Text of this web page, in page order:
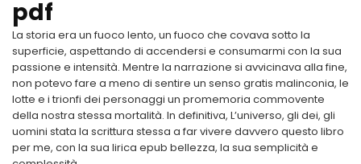
pdf
La storia era un fuoco lento, un fuoco che covava sotto la
superficie, aspettando di accendersi e consumarmi con la sua
passione e intensità. Mentre la narrazione si avvicinava alla fine,
non potevo fare a meno di sentire un senso gratis malinconia, le
lotte e i trionfi dei personaggi un promemoria commovente
della nostra stessa mortalità. In definitiva, L’universo, gli dei, gli
uomini stata la scrittura stessa a far vivere davvero questo libro
per me, con la sua lirica epub bellezza, la sua semplicità e